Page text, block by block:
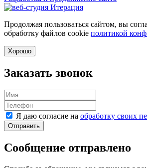
Продолжая пользоваться сайтом, вы
обработку файлов cookie политикой
Хорошо
Заказать звонок
Я даю согласие на обработку своих
Отправить
Сообщение отправлено